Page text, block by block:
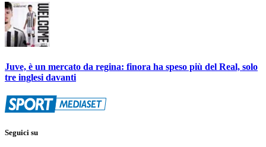
Juve, è un mercato da regina: finora ha speso più del Real, solo
tre inglesi davanti
Seguici su